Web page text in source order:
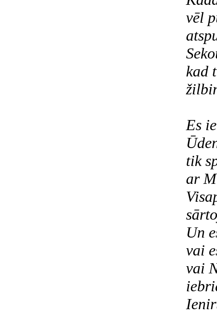
vēl
kad
Es
tik
ar
Un
vai
vai